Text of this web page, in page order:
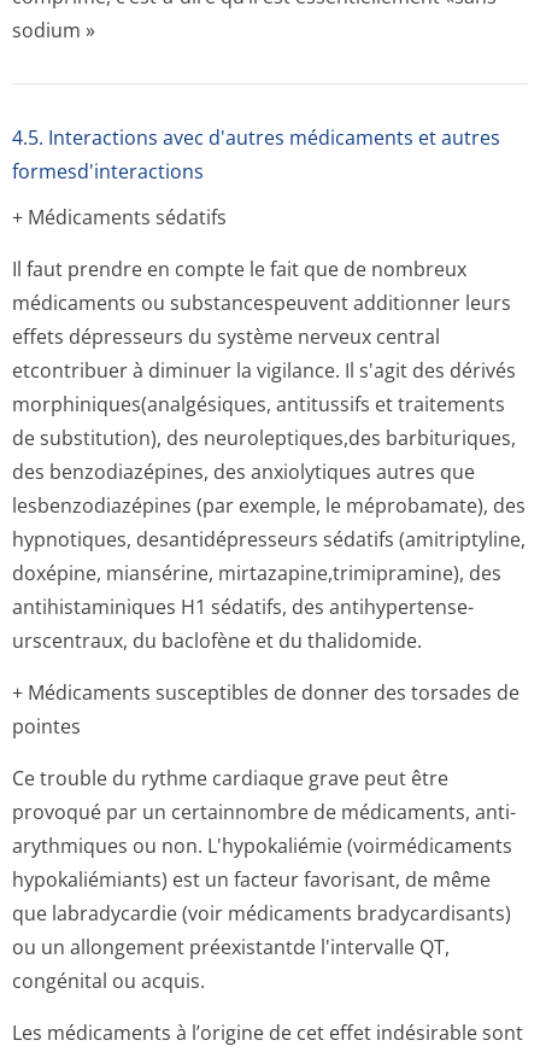
sodium »
4.5. Interactions avec d'autres médicaments et autres
formesd'interactions
+ Médicaments sédatifs
Il faut prendre en compte le fait que de nombreux
médicaments ou substancespeuvent additionner leurs
effets dépresseurs du système nerveux central
etcontribuer à diminuer la vigilance. Il s'agit des dérivés
morphiniques(a­nalgésiques, antitussifs et traitements
de substitution), des neuroleptiques,des barbituriques,
des benzodiazépines, des anxiolytiques autres que
lesbenzodiazépines (par exemple, le méprobamate), des
hypnotiques, desantidépresseurs sédatifs (amitriptyline,
doxépine, miansérine, mirtazapine,tri­mipramine), des
antihistaminiques H1 sédatifs, des antihypertense­
urscentraux, du baclofène et du thalidomide.
+ Médicaments susceptibles de donner des torsades de
pointes
Ce trouble du rythme cardiaque grave peut être
provoqué par un certainnombre de médicaments, anti-
arythmiques ou non. L'hypokaliémie (voirmédicaments
hypokaliémiants) est un facteur favorisant, de même
que labradycardie (voir médicaments bradycardisants)
ou un allongement préexistantde l'intervalle QT,
congénital ou acquis.
Les médicaments à l’origine de cet effet indésirable sont